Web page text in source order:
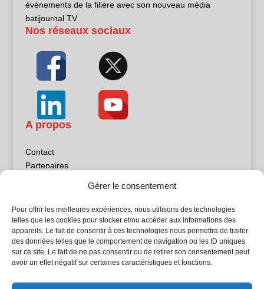
Gérer le consentement
Pour offrir les meilleures expériences, nous utilisons des technologies
telles que les cookies pour stocker et/ou accéder aux informations des
appareils. Le fait de consentir à ces technologies nous permettra de traiter
des données telles que le comportement de navigation ou les ID uniques
sur ce site. Le fait de ne pas consentir ou de retirer son consentement peut
avoir un effet négatif sur certaines caractéristiques et fonctions.
événements de la filière avec son nouveau média
batijournal TV
Nos réseaux sociaux
A propos
Contact
Partenaires
Politique de confidentialité
Sites partenaires
5Façades
Atrium Patrimoine